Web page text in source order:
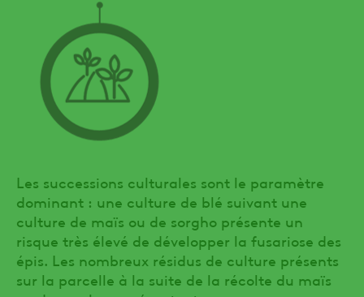
Les successions culturales sont le paramètre
dominant : une culture de blé suivant une
culture de maïs ou de sorgho présente un
risque très élevé de développer la fusariose des
épis. Les nombreux résidus de culture présents
sur la parcelle à la suite de la récolte du maïs